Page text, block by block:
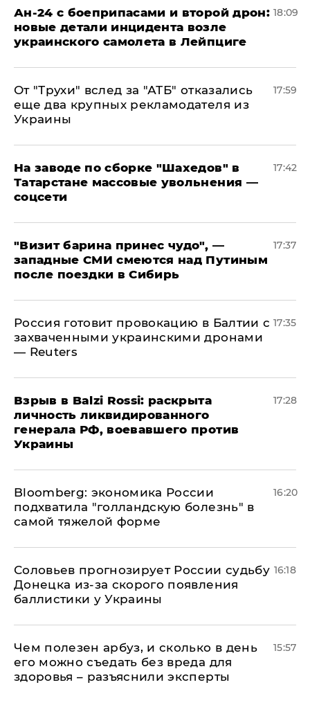
Ан-24 с боеприпасами и второй дрон:
новые детали инцидента возле
украинского самолета в Лейпциге
18:09
От "Трухи" вслед за "АТБ" отказались
еще два крупных рекламодателя из
Украины
17:59
На заводе по сборке "Шахедов" в
Татарстане массовые увольнения —
соцсети
17:42
"Визит барина принес чудо", —
западные СМИ смеются над Путиным
после поездки в Сибирь
17:37
​Россия готовит провокацию в Балтии с
захваченными украинскими дронами
— Reuters
17:35
​Взрыв в Balzi Rossi: раскрыта
личность ликвидированного
генерала РФ, воевавшего против
Украины
17:28
Bloomberg: экономика России
подхватила "голландскую болезнь" в
самой тяжелой форме
16:20
Соловьев прогнозирует России судьбу
Донецка из-за скорого появления
баллистики у Украины
16:18
Чем полезен арбуз, и сколько в день
его можно съедать без вреда для
здоровья – разъяснили эксперты
15:57